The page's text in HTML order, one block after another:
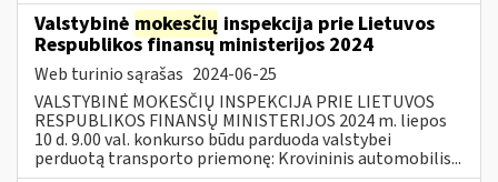
Valstybinė mokesčių inspekcija prie Lietuvos
Respublikos finansų ministerijos 2024
Web turinio sąrašas 2024-06-25
VALSTYBINĖ MOKESČIŲ INSPEKCIJA PRIE LIETUVOS
RESPUBLIKOS FINANSŲ MINISTERIJOS 2024 m. liepos
10 d. 9.00 val. konkurso būdu parduoda valstybei
perduotą transporto priemonę: Krovininis automobilis...